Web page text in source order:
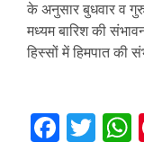
के अनुसार बुधवार व
मध्यम बारिश की
हिस्सों में हिमपात की